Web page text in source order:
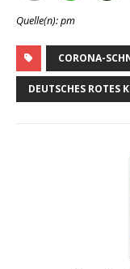
Quelle(n): pm
CORONA-
DEUTSCHES ROTES